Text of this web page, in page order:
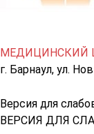
МЕДИЦИНСКИЙ
г. Барнаул, ул.
Версия для
ВЕРСИЯ ДЛЯ